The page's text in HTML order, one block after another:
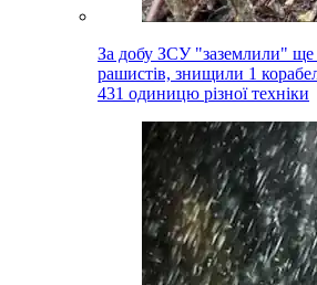
За добу ЗСУ "заземлили" ще
рашистів, знищили 1
431 одиницю різної техніки